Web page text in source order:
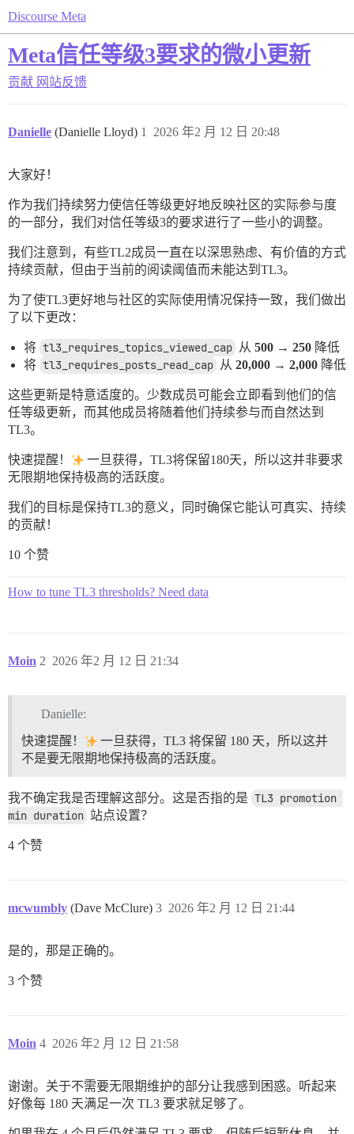
Discourse Meta
Meta信任等级3要求的微小更新
贡献 网站反馈
Danielle (Danielle Lloyd) 2026 年2 月 12 日 20:48
1
大家好！
作为我们持续努力使信任等级更好地反映社区的实际参与度
的一部分，我们对信任等级3的要求进行了一些小的调整。
我们注意到，有些TL2成员一直在以深思熟虑、有价值的方式
持续贡献，但由于当前的阅读阈值而未能达到TL3。
为了使TL3更好地与社区的实际使用情况保持一致，我们做出
了以下更改：
将 tl3_requires_topics_viewed_cap 从 500 → 250 降低
将 tl3_requires_posts_read_cap 从 20,000 → 2,000 降低
这些更新是特意适度的。少数成员可能会立即看到他们的信
任等级更新，而其他成员将随着他们持续参与而自然达到
TL3。
快速提醒！
一旦获得，TL3将保留180天，所以这并非要求
无限期地保持极高的活跃度。
我们的目标是保持TL3的意义，同时确保它能认可真实、持续
的贡献！
10 个赞
How to tune TL3 thresholds? Need data
Moin 2026 年2 月 12 日 21:34
2
Danielle:
快速提醒！
一旦获得，TL3 将保留 180 天，所以这并
不是要无限期地保持极高的活跃度。
我不确定我是否理解这部分。这是否指的是 TL3 promotion
min duration 站点设置？
4 个赞
mcwumbly (Dave McClure) 2026 年2 月 12 日 21:44
3
是的，那是正确的。
3 个赞
Moin 2026 年2 月 12 日 21:58
4
谢谢。关于不需要无限期维护的部分让我感到困惑。听起来
好像每 180 天满足一次 TL3 要求就足够了。